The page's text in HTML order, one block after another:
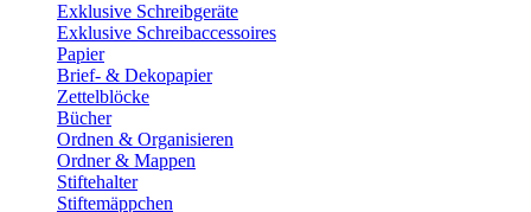
Exklusive Schreibgeräte
Exklusive Schreibaccessoires
Papier
Brief- & Dekopapier
Zettelblöcke
Bücher
Ordnen & Organisieren
Ordner & Mappen
Stiftehalter
Stiftemäppchen